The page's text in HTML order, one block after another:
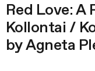
Red Love: A
Kollontai /
by Agneta